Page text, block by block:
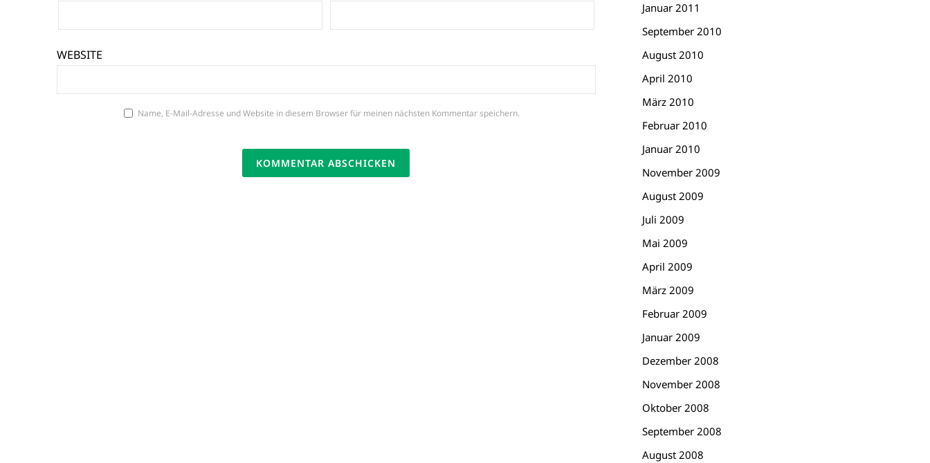
WEBSITE
Name, E-Mail-Adresse und Website in diesem Browser für meinen nächsten Kommentar speichern.
Januar 2011
September 2010
August 2010
April 2010
März 2010
Februar 2010
Januar 2010
November 2009
August 2009
Juli 2009
Mai 2009
April 2009
März 2009
Februar 2009
Januar 2009
Dezember 2008
November 2008
Oktober 2008
September 2008
August 2008